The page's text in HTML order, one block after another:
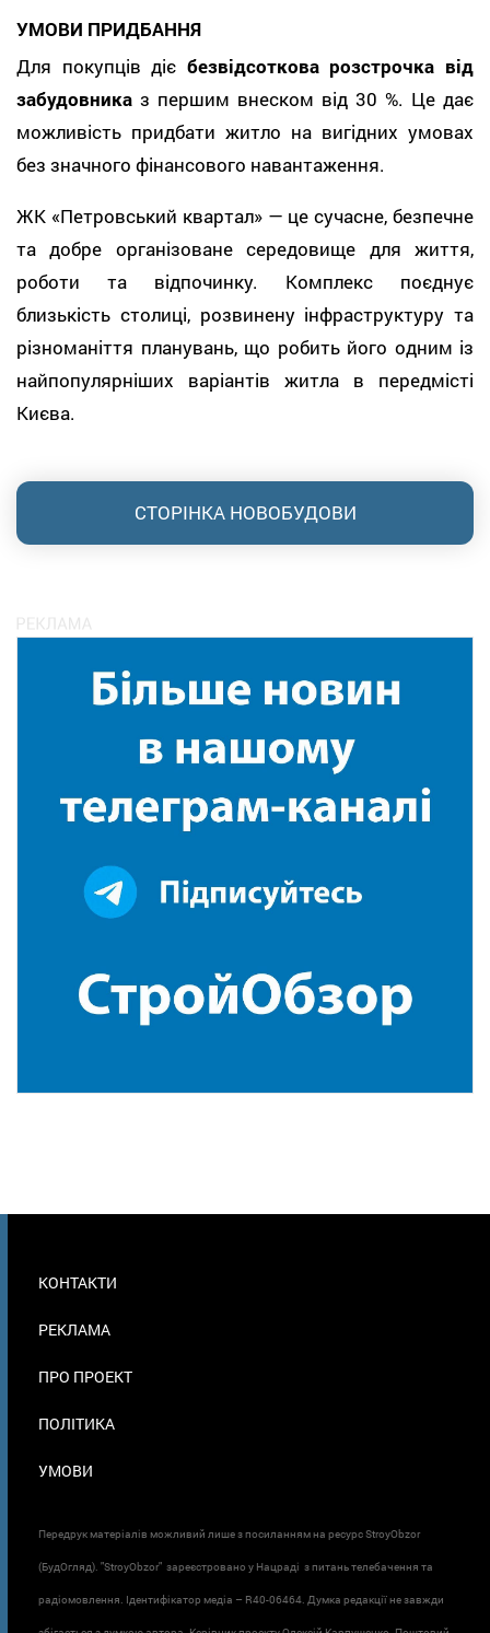
УМОВИ ПРИДБАННЯ
Для покупців діє безвідсоткова розстрочка від
забудовника з першим внеском від 30 %. Це дає
можливість придбати житло на вигідних умовах
без значного фінансового навантаження.
ЖК «Петровський квартал» — це сучасне, безпечне
та добре організоване середовище для життя,
роботи та відпочинку. Комплекс поєднує
близькість столиці, розвинену інфраструктуру та
різноманіття планувань, що робить його одним із
найпопулярніших варіантів житла в передмісті
Києва.
СТОРІНКА НОВОБУДОВИ
В
КОНТАКТИ
РЕКЛАМА
ПРО ПРОЕКТ
ПОЛІТИКА
УМОВИ
Передрук матеріалів можливий лише з посиланням на ресурс StroyObzor
(БудОгляд). "StroyObzor" зареєстровано у Нацраді з питань телебачення та
радіомовлення. Ідентифікатор медіа – R40-06464. Думка редакції не завжди